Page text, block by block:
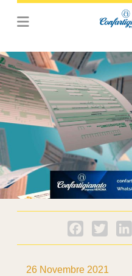
Facebook
Twitter
26 Novembre 2021